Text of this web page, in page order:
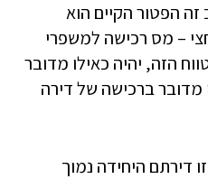
הפטור הקיים הוא
– מס רכישה למשפרי
הזה, יהיה כאילו מדובר
מדובר ברכישה של דירה
דירתם היחידה נמוך